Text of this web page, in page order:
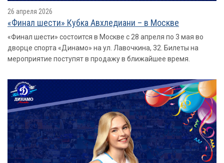
26 апреля 2026
«Финал шести» Кубка Авхледиани – в Москве
«Финал шести» состоится в Москве с 28 апреля по 3 мая во
дворце спорта «Динамо» на ул. Лавочкина, 32. Билеты на
мероприятие поступят в продажу в ближайшее время.